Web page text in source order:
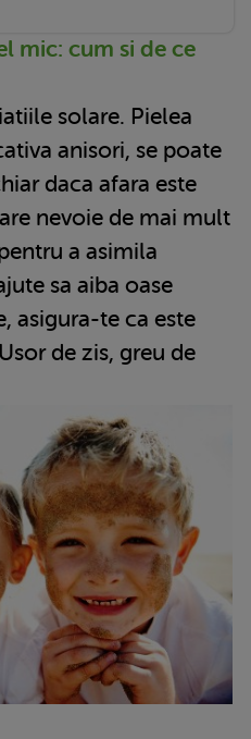
mic: cum si de ce
solare. Pielea
anisori, se poate
daca afara este
nevoie de mai mult
a asimila
sa aiba oase
asigura-te ca este
de zis, greu de